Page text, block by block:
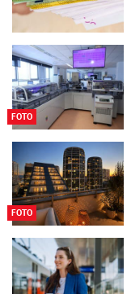
FOTO
FOTO